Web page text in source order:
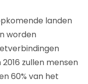
landen
worden
zullen mensen
60% van het